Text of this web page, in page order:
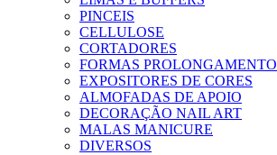
PINCEIS
CELLULOSE
CORTADORES
FORMAS PROLONGAMENTO
EXPOSITORES DE CORES
ALMOFADAS DE APOIO
DECORAÇÃO NAIL ART
MALAS MANICURE
DIVERSOS